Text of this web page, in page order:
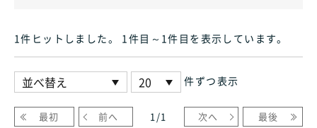
1件ヒット しました。 1件目～1件目 を表示しています。
件ずつ表示
最初 前へ 1 /1 次へ 最後